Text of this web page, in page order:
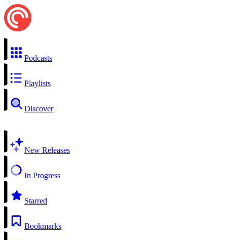
Podcasts
Playlists
Discover
New Releases
In Progress
Starred
Bookmarks